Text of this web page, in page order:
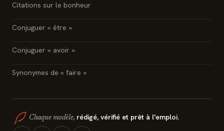
Citations sur le bonheur
Conjuguer « être »
Conjuguer « avoir »
Synonymes de « faire »
Chaque modèle, rédigé, vérifié et prêt à l'emploi.